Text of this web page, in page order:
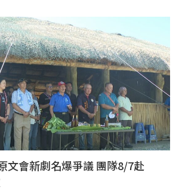
文會新劇名爆爭議 團隊8/7赴